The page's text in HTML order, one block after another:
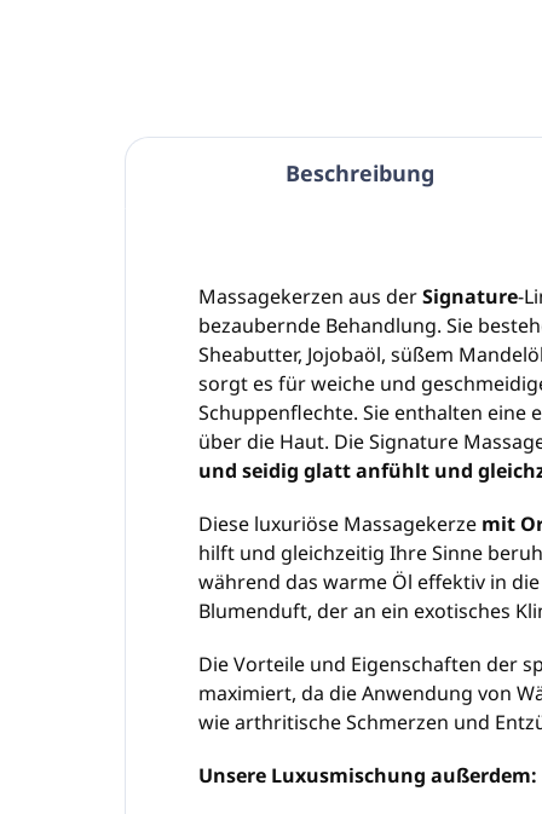
Beschreibung
Massagekerzen aus derSignature-
bezaubernde Behandlung. Sie
Sheabutter, Jojobaöl, süßem
sorgt es für weiche und
Schuppenflechte. Sie enthalten eine
über die Haut. Die Signature
und seidig glatt anfühlt und
Diese luxuriöse Massagekerze mit
hilft und gleichzeitig Ihre Sinne
während das warme Öl effektiv in
Blumenduft, der an ein exotisches
Die Vorteile und Eigenschaften der
maximiert, da die Anwendung von
wie arthritische Schmerzen und
Unsere Luxusmischung außerdem: